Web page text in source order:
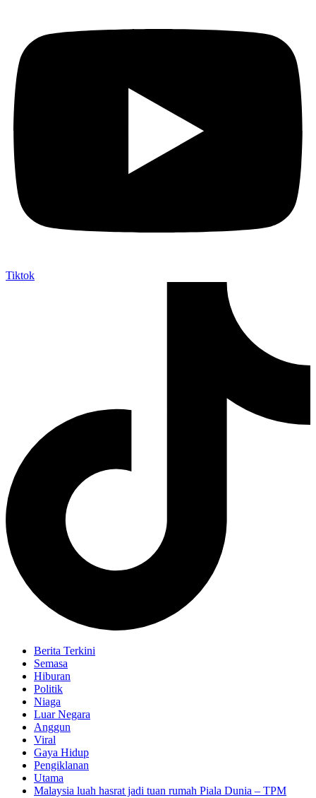
Tiktok
Berita Terkini
Semasa
Hiburan
Politik
Niaga
Luar Negara
Anggun
Viral
Gaya Hidup
Pengiklanan
Utama
Malaysia luah hasrat jadi tuan rumah Piala Dunia – TPM